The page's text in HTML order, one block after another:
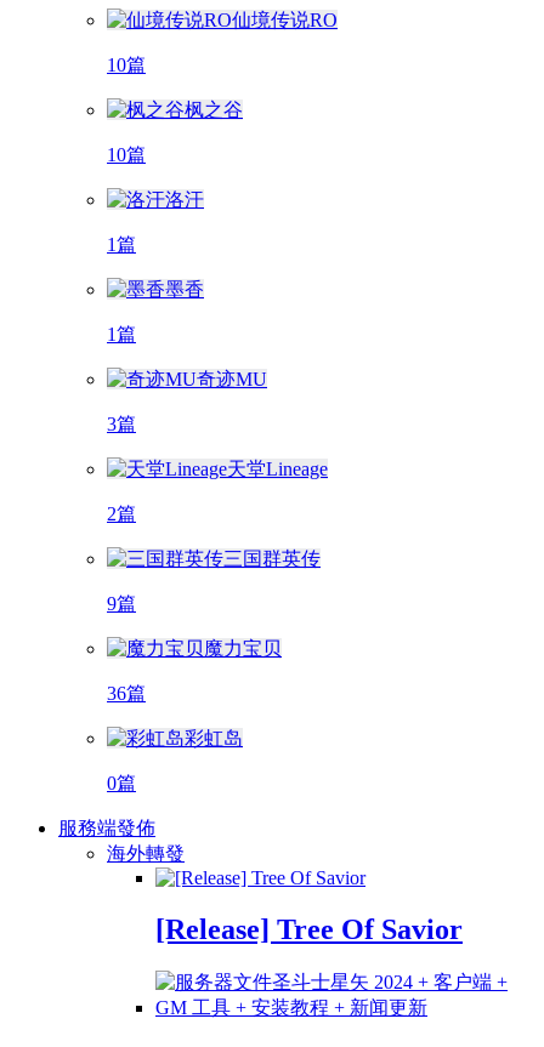
仙境传说RO
10篇
枫之谷
10篇
洛汗
1篇
墨香
1篇
奇迹MU
3篇
天堂Lineage
2篇
三国群英传
9篇
魔力宝贝
36篇
彩虹岛
0篇
服務端發佈
海外轉發
[Release] Tree Of Savior